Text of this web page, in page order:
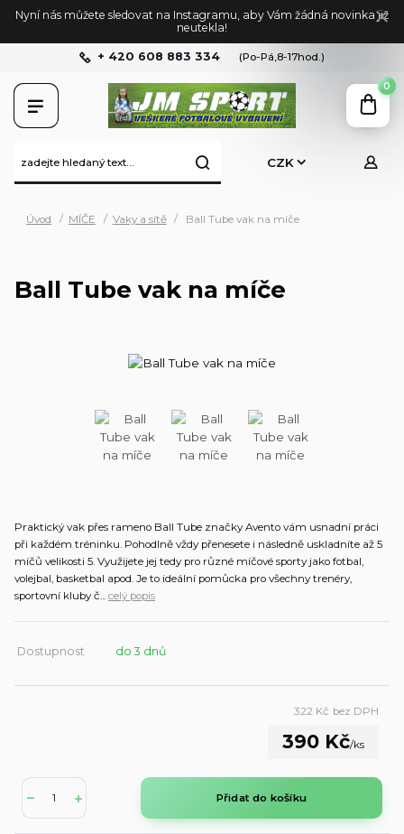
Nyní nás můžete sledovat na Instagramu, aby Vám žádná novinka již
neutekla!
CZK
+ 420 608 883 334 (Po-Pá,8-17hod.)
0
Úvod MÍČE Vaky a sítě Ball Tube vak na míče
Ball Tube vak na míče
Praktický vak přes rameno Ball Tube značky Avento vám usnadní práci
při každém tréninku. Pohodlně vždy přenesete i následně uskladníte až 5
míčů velikosti 5. Využijete jej tedy pro různé míčové sporty jako fotbal,
volejbal, basketbal apod. Je to ideální pomůcka pro všechny trenéry,
sportovní kluby č... celý popis
Dostupnost do 3 dnů
390 Kč/ks
322 Kč bez DPH
Přidat do košíku